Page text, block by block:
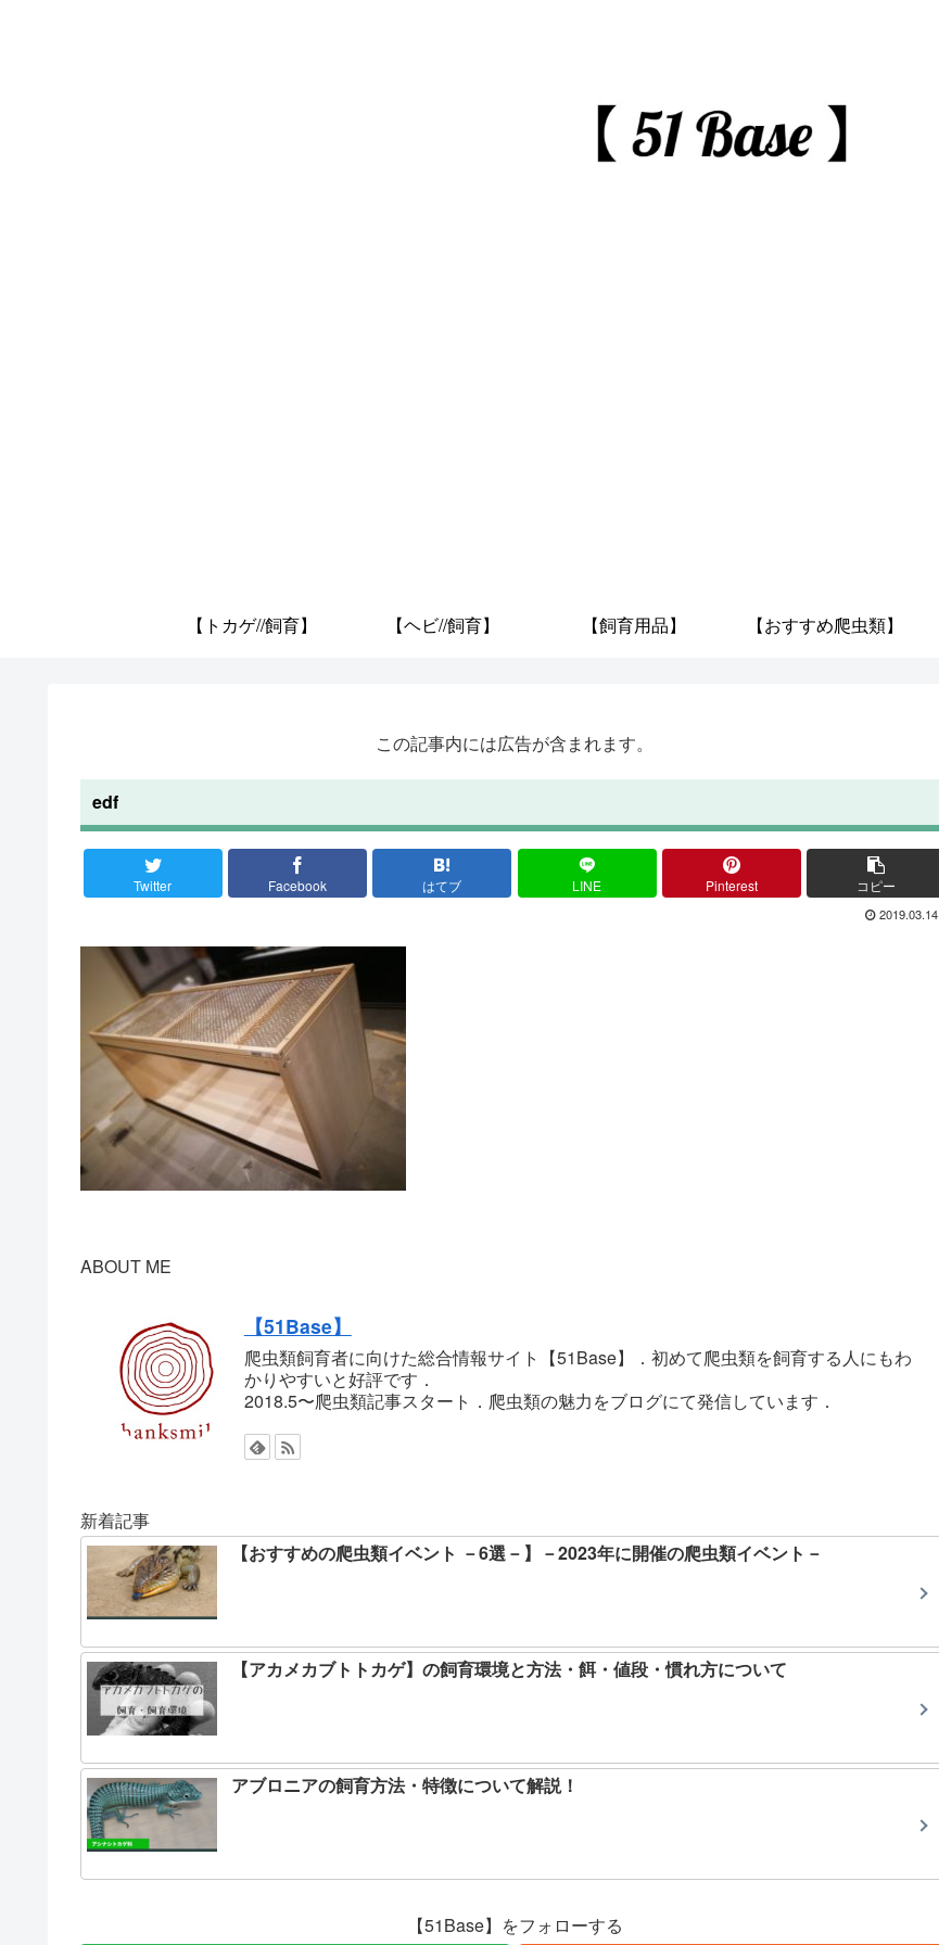
【トカゲ//飼育】 【ヘビ//飼育】 【飼育用品】 【おすすめ爬虫類】
この記事内には広告が含まれます。
edf
Twitter Facebook はてブ LINE Pinterest コピー
2019.03.14
ABOUT ME
【51Base】
爬虫類飼育者に向けた総合情報サイト【51Base】．初めて爬虫類を飼育する人にもわ
かりやすいと好評です．
2018.5〜爬虫類記事スタート．爬虫類の魅力をブログにて発信しています．
新着記事
【おすすめの爬虫類イベント －6選－】－2023年に開催の爬虫類イベント－
【アカメカブトトカゲ】の飼育環境と方法・餌・値段・慣れ方について
アブロニアの飼育方法・特徴について解説！
【51Base】をフォローする